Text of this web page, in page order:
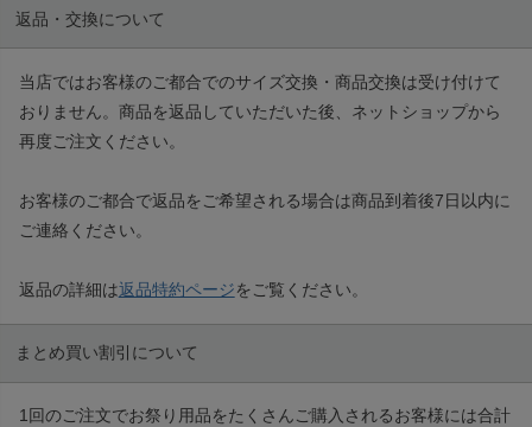
返品・交換について
当店ではお客様のご都合でのサイズ交換・商品交換は受け付けて
おりません。商品を返品していただいた後、ネットショップから
再度ご注文ください。
お客様のご都合で返品をご希望される場合は商品到着後7日以内に
ご連絡ください。
返品の詳細は返品特約ページをご覧ください。
まとめ買い割引について
1回のご注文でお祭り用品をたくさんご購入されるお客様には合計